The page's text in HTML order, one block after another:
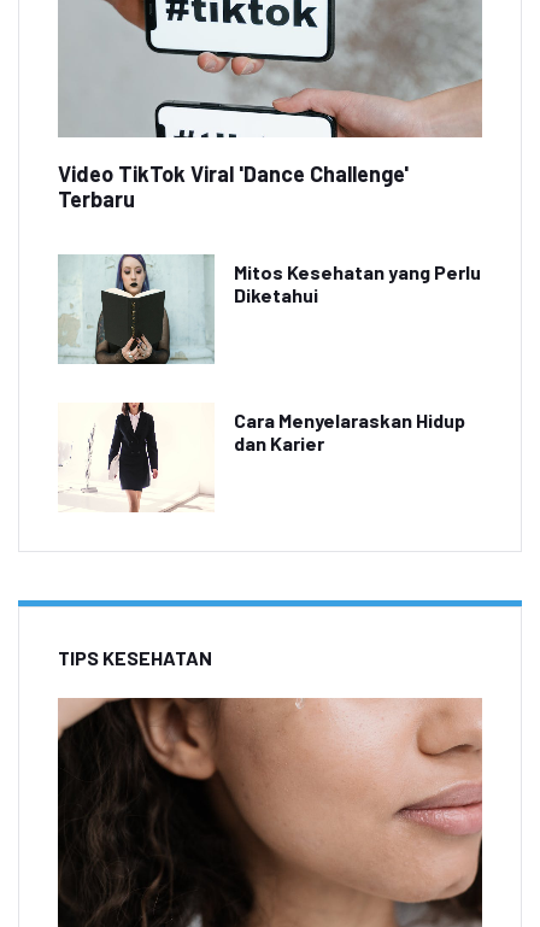
Video TikTok Viral 'Dance Challenge'
Terbaru
Mitos Kesehatan yang Perlu
Diketahui
Cara Menyelaraskan Hidup
dan Karier
TIPS KESEHATAN